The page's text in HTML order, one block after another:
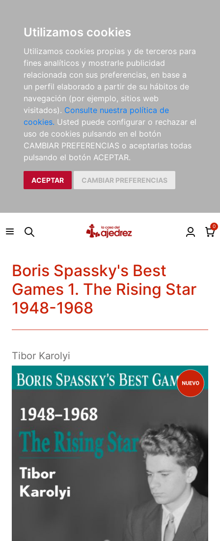
Utilizamos cookies
Utilizamos cookies propias y de terceros para
fines analíticos y mostrarle publicidad
relacionada con sus preferencias, en base a
un perfil elaborado a partir de su hábitos de
navegación (por ejemplo, sitios web
visitados). Consulte nuestra política de
cookies. Usted puede configurar o rechazar el
uso de cookies pulsando en el botón
CAMBIAR PREFERENCIAS o aceptarlas todas
pulsando el botón ACEPTAR.
ACEPTAR CAMBIAR PREFERENCIAS
0
Boris Spassky's Best
Games 1. The Rising Star
1948-1968
Tibor Karolyi